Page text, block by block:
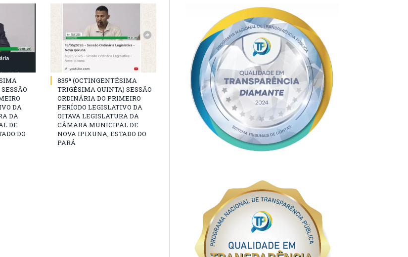
DA
DA
DE
DO
835ª (OCTINGENTÉSIMA
TRIGÉSIMA QUINTA) SESSÃO
ORDINÁRIA DO PRIMEIRO
PERÍODO LEGISLATIVO DA
OITAVA LEGISLATURA DA
CÂMARA MUNICIPAL DE
NOVA IPIXUNA, ESTADO DO
PARÁ